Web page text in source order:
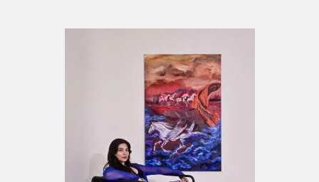
kolumbianische Heimat verkörpern, mit
präzise gemalten Skulpturen, die optisch an
die europäische Klassik erinnern. Diese stellen
die Menschen dar, die Teil unseres Lebens
sind oder es beeinflussen. Einige mit mehr
Intensität, andere nur leicht, schon fast in
Vergessenheit geraten. Trotzdem ist/war
jeder von ihnen von Bedeutung. Auch Träume